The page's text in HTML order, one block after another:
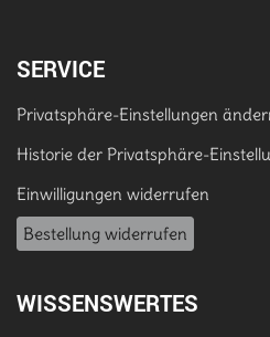
SERVICE
Privatsphäre-Einstellungen
Historie der Privatsphäre-
Einwilligungen widerrufen
Bestellung widerrufen
WISSENSWERTES